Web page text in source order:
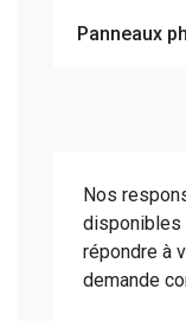
Panneaux
Nos
disponibles
répondre à
demande